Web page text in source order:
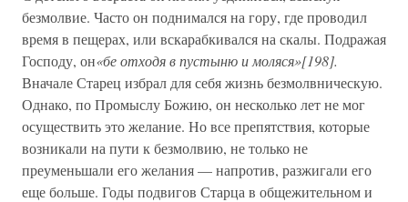
безмолвие. Часто он поднимался на гору, где проводил
время в пещерах, или вскарабкивался на скалы. Подражая
Господу, он«бе отходя в пустыню и моляся»[198].
Вначале Старец избрал для себя жизнь безмолвническую.
Однако, по Промыслу Божию, он несколько лет не мог
осуществить это желание. Но все препятствия, которые
возникали на пути к безмолвию, не только не
преуменьшали его желания — напротив, разжигали его
еще больше. Годы подвигов Старца в общежительном и